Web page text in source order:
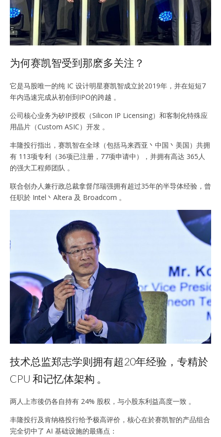
为何赛凯智受到那麽多关注？
它是马股唯一的纯 IC 设计明星赛凯智成立於2019年，并在短短7
年内迅速完成从初创到IPO的跨越 。
公司核心业务为矽IP授权（Silicon IP Licensing）和客制化特殊应
用晶片（Custom ASIC）开发 。
丰隆投行指出，赛凯智在全球（包括马来西亚丶中国丶美国）共拥
有 113项专利（36项已注册，77项申请中），并拥有高达 365人
的强大工程师团队 。
联合创办人兼行政总裁拿督邝瑞强拥有超过35年的半导体经验，曾
任职於 Intel丶Altera 及 Broadcom 。
技术总监郑志学则拥有超20年经验，专精於
CPU 和记忆体架构 。
两人上市後仍各自持有 24% 股权，与小股东利益高度一致 。
丰隆投行及肯纳格投行给予极高评价，核心在於赛凯智的产品组合
完全切中了 AI 基础设施的最痛点：